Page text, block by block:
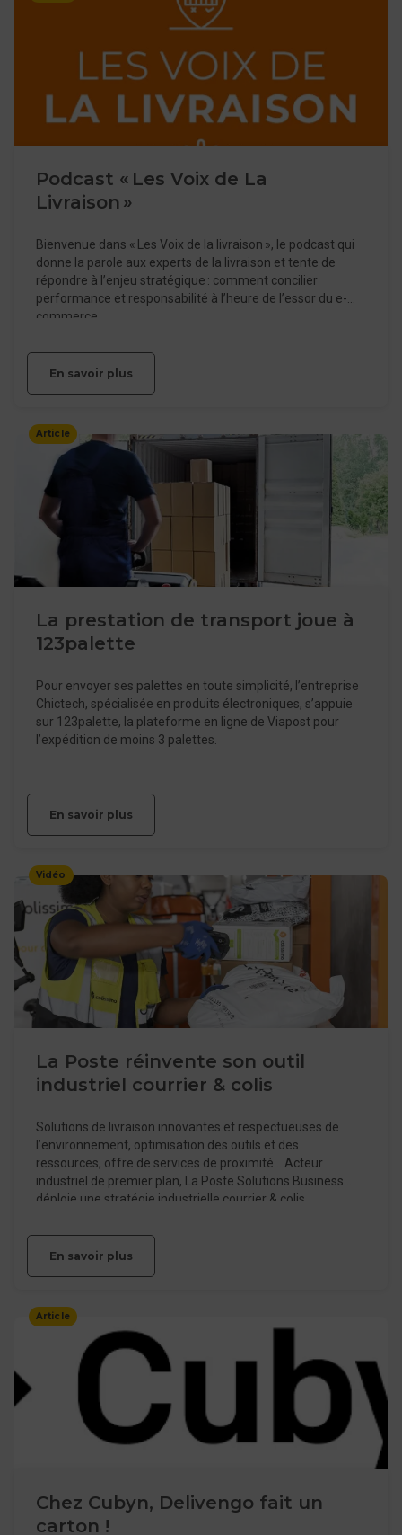
Podcast « Les Voix de La
Livraison »
Bienvenue dans « Les Voix de la livraison », le podcast qui
donne la parole aux experts de la livraison et tente de
répondre à l’enjeu stratégique : comment concilier
performance et responsabilité à l’heure de l’essor du e-
commerce.
En savoir plus
Article
La prestation de transport joue à
123palette
Pour envoyer ses palettes en toute simplicité, l’entreprise
Chictech, spécialisée en produits électroniques, s’appuie
sur 123palette, la plateforme en ligne de Viapost pour
l’expédition de moins 3 palettes.
En savoir plus
Vidéo
La Poste réinvente son outil
industriel courrier & colis
Solutions de livraison innovantes et respectueuses de
l’environnement, optimisation des outils et des
ressources, offre de services de proximité… Acteur
industriel de premier plan, La Poste Solutions Business
déploie une stratégie industrielle courrier & colis
leur développement.
En savoir plus
Article
Chez Cubyn, Delivengo fait un
carton !